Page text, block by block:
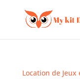
Location de Jeux